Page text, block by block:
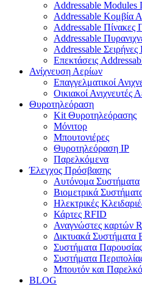
Addressable Modules
Addressable Κομβία
Addressable Πίνακες
Addressable
Addressable Σειρήνες
Επεκτάσεις
Ανίχνευση Αερίων
Επαγγελματικοί
Οικιακοί Ανιχνευτές
Θυροτηλεόραση
Kit Θυροτηλεόρασης
Μόνιτορ
Μπουτονιέρες
Θυροτηλεόραση ΙΡ
Παρελκόμενα
Έλεγχος Πρόσβασης
Aυτόνομα Συστήματα
Βιομετρικά
Ηλεκτρικές
Κάρτες RFID
Αναγνώστες καρτών
Δικτυακά
Συστήματα
Συστήματα
Mπουτόν και
BLOG